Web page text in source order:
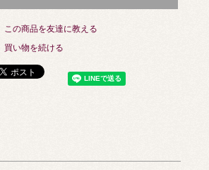
この商品を友達に教える
買い物を続ける